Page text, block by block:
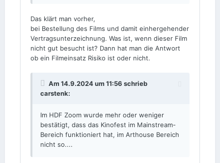
Das klärt man vorher,
bei Bestellung des Films und damit einhergehender
Vertragsunterzeichnung. Was ist, wenn dieser Film
nicht gut besucht ist? Dann hat man die Antwort
ob ein Filmeinsatz Risiko ist oder nicht.
Am 14.9.2024 um 11:56 schrieb
carstenk:
Im HDF Zoom wurde mehr oder weniger
bestätigt, dass das Kinofest im Mainstream-
Bereich funktioniert hat, im Arthouse Bereich
nicht so....